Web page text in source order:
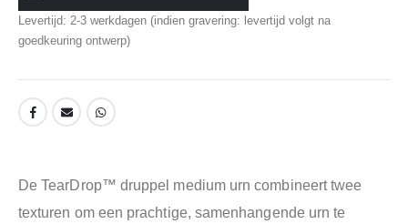
Levertijd: 2-3 werkdagen (indien gravering: levertijd volgt na
goedkeuring ontwerp)
De TearDrop™ druppel medium urn combineert twee
texturen om een prachtige, samenhangende urn te